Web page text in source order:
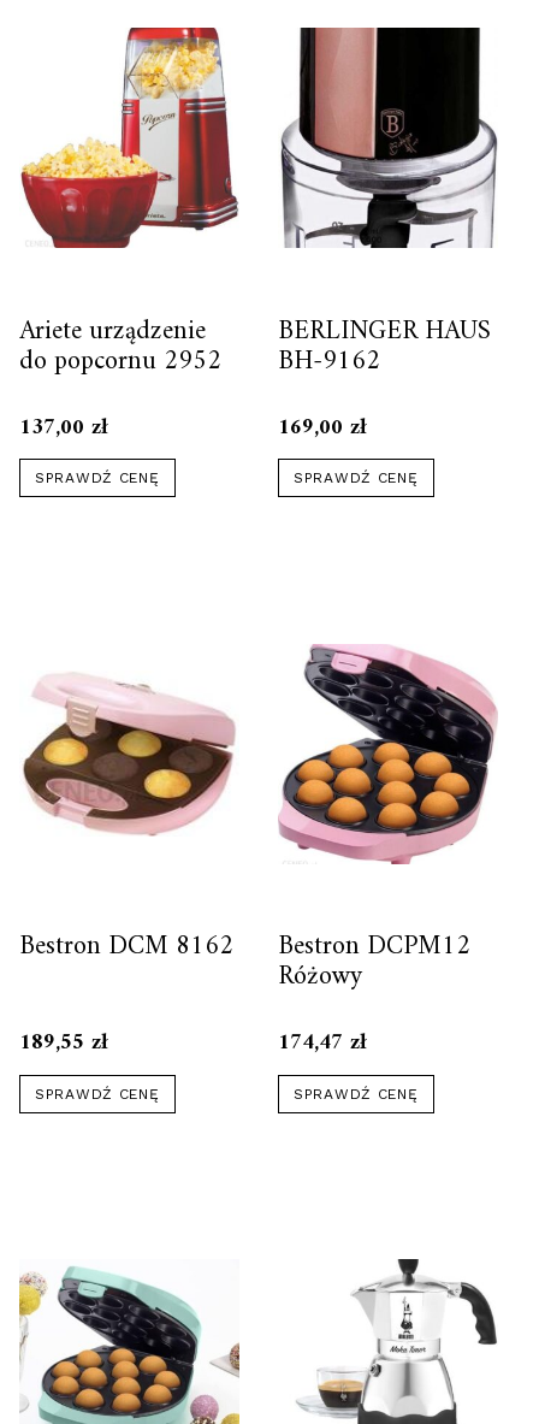
Ariete urządzenie
do popcornu 2952
137,00 zł
SPRAWDŹ CENĘ
BERLINGER HAUS
BH-9162
169,00zł
SPRAWDŹ CENĘ
Bestron DCM 8162
189,55 zł
SPRAWDŹ CENĘ
Bestron DCPM12
Różowy
174,47zł
SPRAWDŹ CENĘ